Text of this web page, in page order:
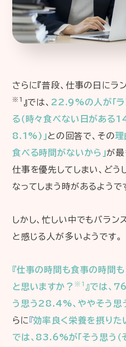
さらに『普段、仕事の日にラ
※1 』では、 22.9%の人が「
る（時々食べない日がある
8.1%)」との回答で、その理
食べる時間がないから」が最
仕事を優先してしまい、どう
なってしまう時があるようで
しかし、忙しい中でもバラ
と感じる人が多いようです。
『仕事の時間も食事の時間
と思いますか？ ※1
』では、
う思う28.4%、ややそう思
らに 『効率良く栄養を摂りた
では、83.6%が「そう思う